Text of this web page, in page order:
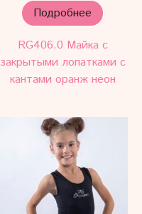
Подробнее
RG406.0 Майка c
закрытыми лопатками с
кантами оранж неон